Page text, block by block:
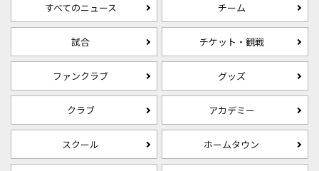
すべてのニュース チーム
試合 チケット・観戦
ファンクラブ グッズ
クラブ アカデミー
スクール ホームタウン